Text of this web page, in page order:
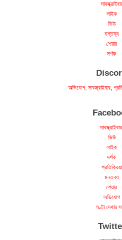
লাইক
ভিউ
মন্তব্য
শেয়ার
দর্শক
ভিউ
লাইক
দর্শক
প্রতিক্রিয়া
মন্তব্য
শেয়ার
অভিযোগ
ঘণ্টা দেখার